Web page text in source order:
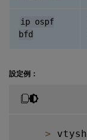
ip ospf
bfd
設定例：
> vtysh